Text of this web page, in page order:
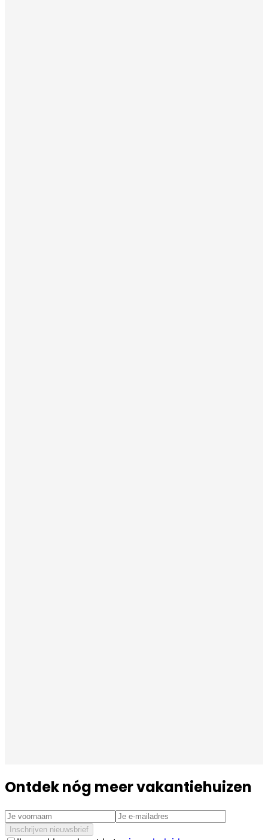
Ontdek nóg meer vakantiehuizen
Inschrijven nieuwsbrief